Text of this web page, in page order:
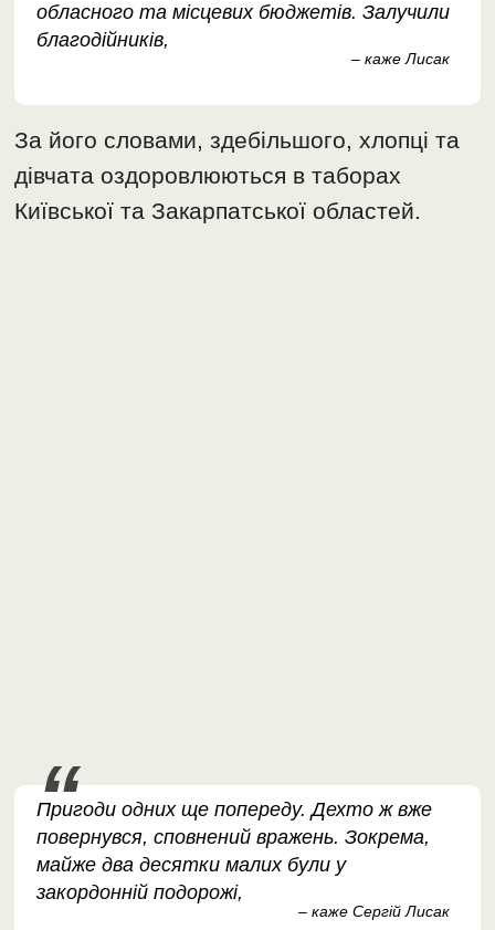
обласного та місцевих бюджетів. Залучили
благодійників,
– каже Лисак
За його словами, здебільшого, хлопці та
дівчата оздоровлюються в таборах
Київської та Закарпатської областей.
Пригоди одних ще попереду. Дехто ж вже
повернувся, сповнений вражень. Зокрема,
майже два десятки малих були у
закордонній подорожі,
– каже Сергій Лисак